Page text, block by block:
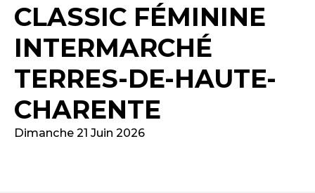
CLASSIC FÉMININE
INTERMARCHÉ
TERRES-DE-HAUTE-
CHARENTE
Dimanche 21 Juin 2026